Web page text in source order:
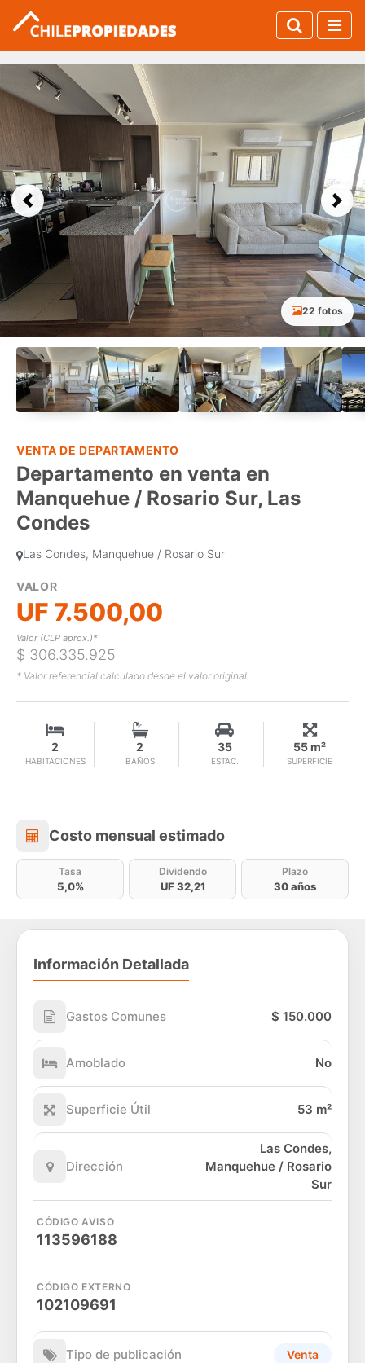
Previous Next
22 fotos
VENTA DE DEPARTAMENTO
Departamento en venta en
Manquehue / Rosario Sur, Las
Condes
Las Condes, Manquehue / Rosario Sur
VALOR
UF 7.500,00
Valor (CLP aprox.)*
$ 306.335.925
* Valor referencial calculado desde el valor original.
HABITACIONES
2
BAÑOS
2
ESTAC.
35
SUPERFICIE
55 m²
Costo mensual estimado
Costo mensual estimado
Tasa
5,0%
Dividendo
UF 32,21
Plazo
30 años
Información Detallada
Gastos Comunes $ 150.000
Amoblado No
Superficie Útil 53 m²
Dirección
Las Condes,
Manquehue / Rosario
Sur
CÓDIGO AVISO
113596188
CÓDIGO EXTERNO
102109691
Tipo de publicación Venta